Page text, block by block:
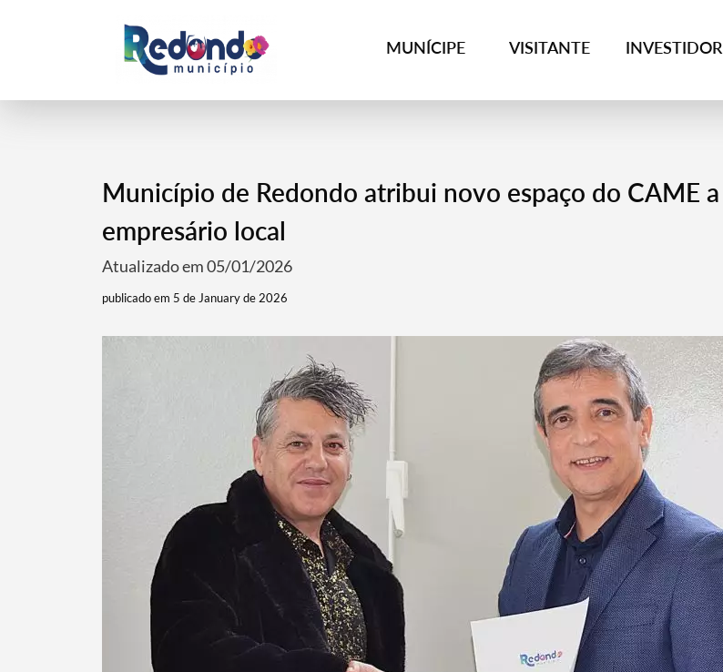
MUNÍCIPE VISITANTE INVESTIDOR
Município de Redondo atribui novo espaço do CAME a
empresário local
Atualizado em 05/01/2026
publicado em 5 de January de 2026